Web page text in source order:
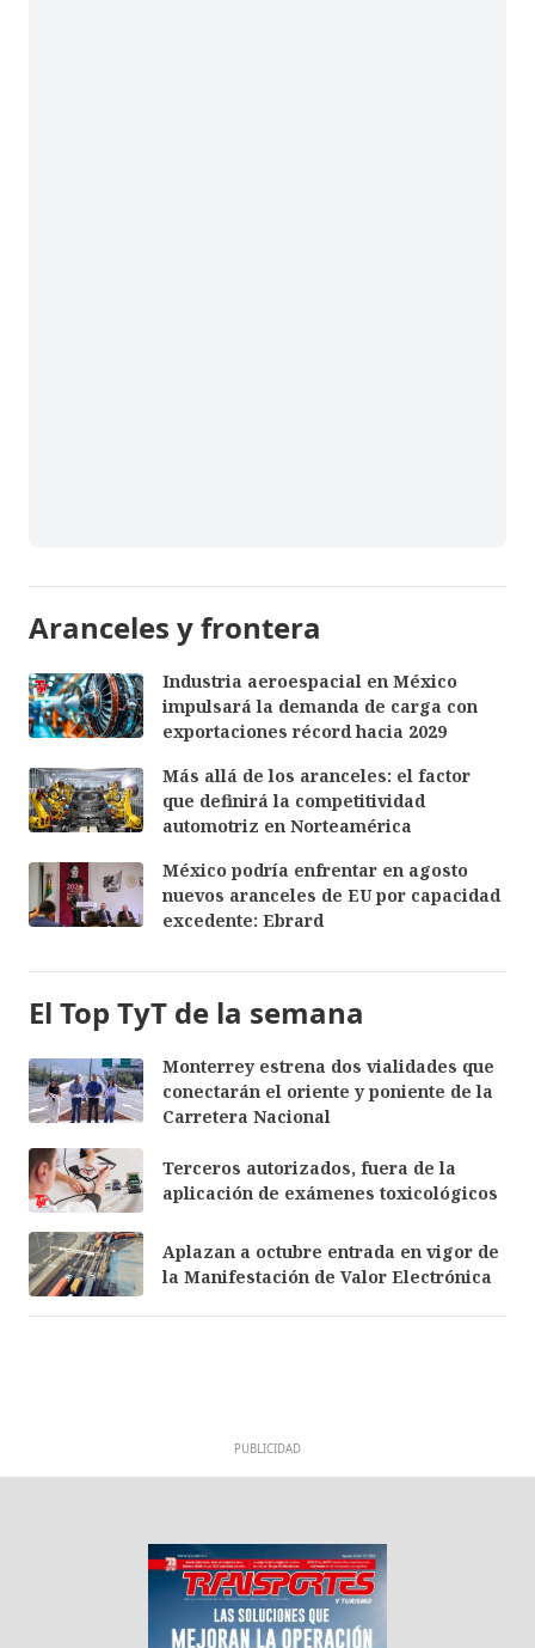
Aranceles y frontera
Industria aeroespacial en México
impulsará la demanda de carga con
exportaciones récord hacia 2029
Más allá de los aranceles: el factor
que definirá la competitividad
automotriz en Norteamérica
México podría enfrentar en agosto
nuevos aranceles de EU por capacidad
excedente: Ebrard
El Top TyT de la semana
Monterrey estrena dos vialidades que
conectarán el oriente y poniente de la
Carretera Nacional
Terceros autorizados, fuera de la
aplicación de exámenes toxicológicos
Aplazan a octubre entrada en vigor de
la Manifestación de Valor Electrónica
PUBLICIDAD